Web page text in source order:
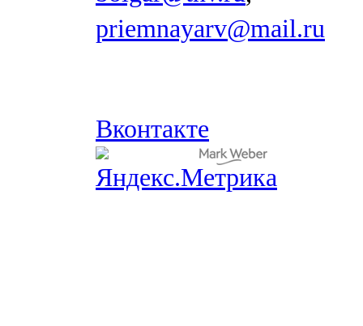
priemnayarv@mail.ru
Вконтакте